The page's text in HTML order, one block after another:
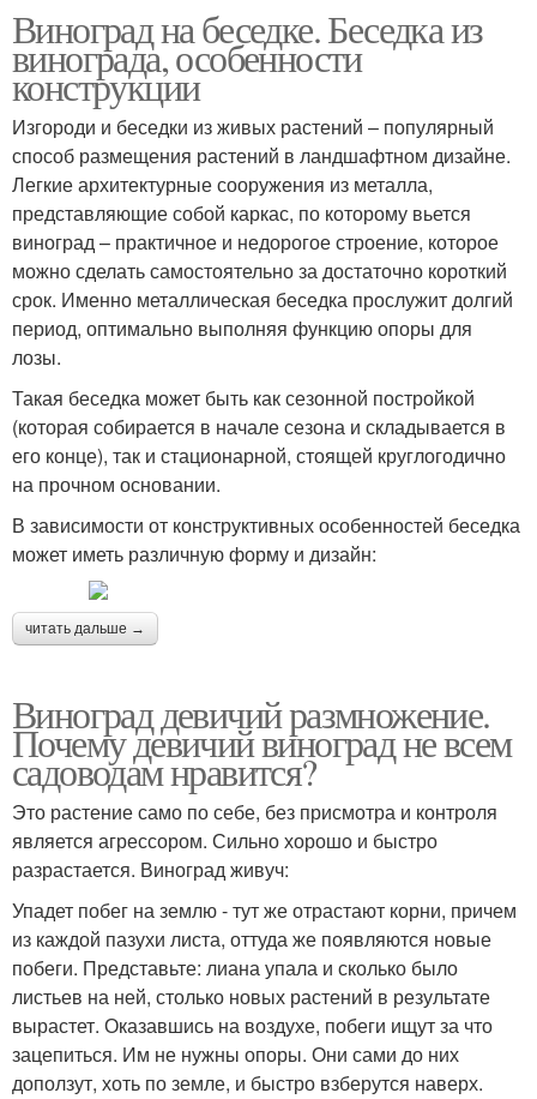
Виноград на беседке. Беседка из
винограда, особенности
конструкции
Изгороди и беседки из живых растений – популярный
способ размещения растений в ландшафтном дизайне.
Легкие архитектурные сооружения из металла,
представляющие собой каркас, по которому вьется
виноград – практичное и недорогое строение, которое
можно сделать самостоятельно за достаточно короткий
срок. Именно металлическая беседка прослужит долгий
период, оптимально выполняя функцию опоры для
лозы.
Такая беседка может быть как сезонной постройкой
(которая собирается в начале сезона и складывается в
его конце), так и стационарной, стоящей круглогодично
на прочном основании.
В зависимости от конструктивных особенностей беседка
может иметь различную форму и дизайн:
читать дальше →
Виноград девичий размножение.
Почему девичий виноград не всем
садоводам нравится?
Это растение само по себе, без присмотра и контроля
является агрессором. Сильно хорошо и быстро
разрастается. Виноград живуч:
Упадет побег на землю - тут же отрастают корни, причем
из каждой пазухи листа, оттуда же появляются новые
побеги. Представьте: лиана упала и сколько было
листьев на ней, столько новых растений в результате
вырастет. Оказавшись на воздухе, побеги ищут за что
зацепиться. Им не нужны опоры. Они сами до них
доползут, хоть по земле, и быстро взберутся наверх.